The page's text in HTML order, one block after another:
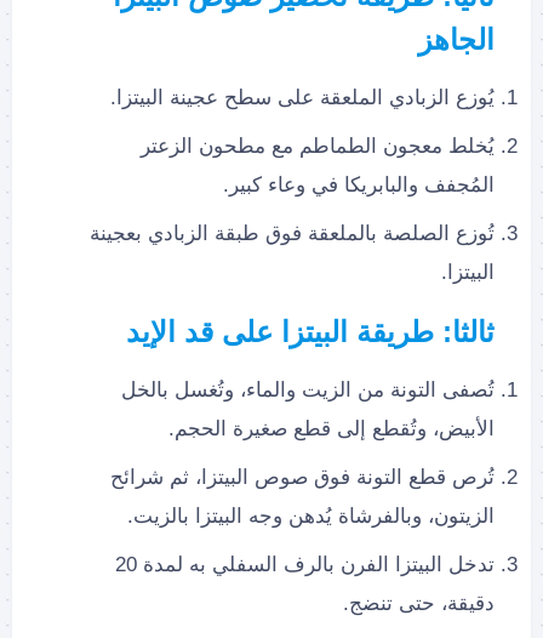
الجاهز
يُوزع الزبادي الملعقة على سطح عجينة البيتزا.
يُخلط معجون الطماطم مع مطحون الزعتر
المُجفف والبابريكا في وعاء كبير.
تُوزع الصلصة بالملعقة فوق طبقة الزبادي بعجينة
البيتزا.
ثالثا: طريقة البيتزا على قد الإيد
تُصفى التونة من الزيت والماء، وتُغسل بالخل
الأبيض، وتُقطع إلى قطع صغيرة الحجم.
تُرص قطع التونة فوق صوص البيتزا، ثم شرائح
الزيتون، وبالفرشاة يُدهن وجه البيتزا بالزيت.
تدخل البيتزا الفرن بالرف السفلي به لمدة 20
دقيقة، حتى تنضج.